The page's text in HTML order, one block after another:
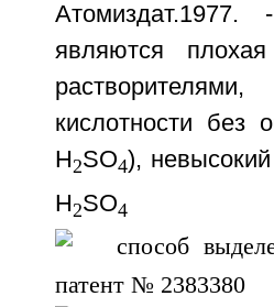
являются
кислотности
H2SO4),
H2SO4